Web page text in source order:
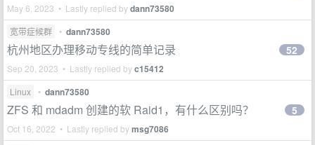
May 6, 2023 • Lastly replied bydann73580
宽带症候群 • dann73580
杭州地区办理移动专线的简单记录
Sep 20, 2023 • Lastly replied byc15412
52
Linux • dann73580
ZFS 和 mdadm 创建的软 Raid1，有什么区别吗？
Oct 16, 2022 • Lastly replied bymsg7086
5